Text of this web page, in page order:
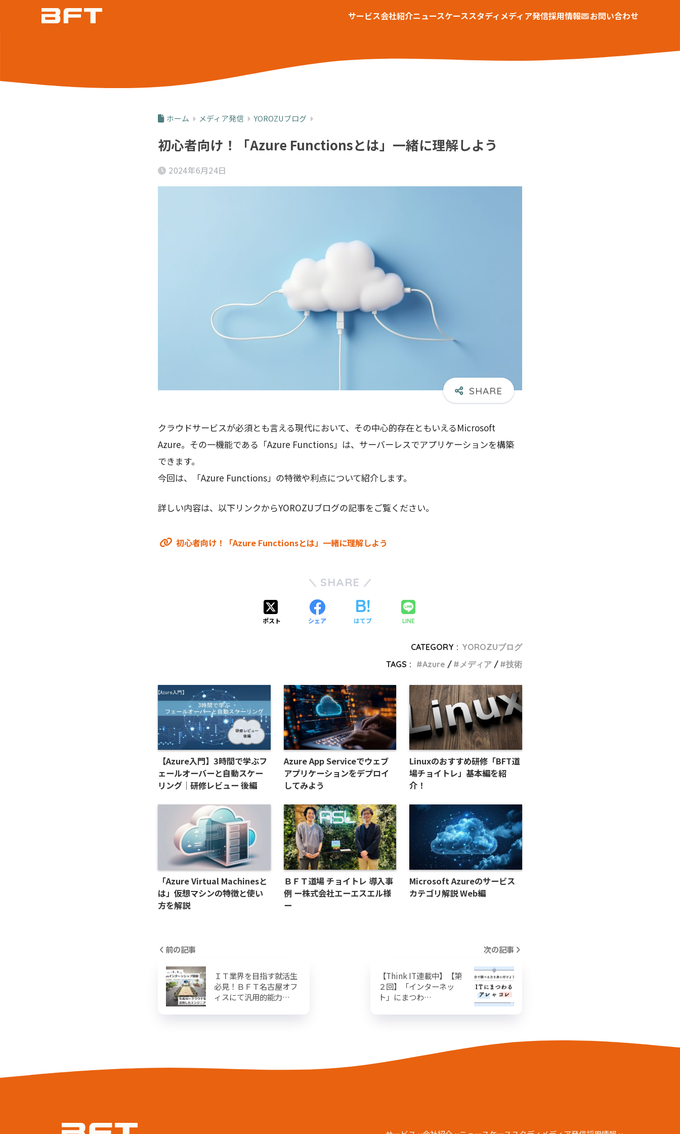
サービス会社紹介ニュースケーススタディメディア発信採用情報 お問い合わせ
ホーム メディア発信 YOROZUブログ
初心者向け！「Azure Functionsとは」一緒に理解しよう
2024年6月24日
クラウドサービスが必須とも言える現代において、その中心的存在ともいえるMicrosoft
Azure。その一機能である「Azure Functions」は、サーバーレスでアプリケーションを構築
できます。
今回は、「Azure Functions」の特徴や利点について紹介します。
詳しい内容は、以下リンクからYOROZUブログの記事をご覧ください。
初心者向け！「Azure Functionsとは」一緒に理解しよう
SHARE
ポスト シェア はてブ LINE
CATEGORY : YOROZUブログ
TAGS :
Azure メディア 技術
【Azure入門】3時間で学ぶフ
ェールオーバーと自動スケー
リング｜研修レビュー 後編
Azure App Serviceでウェブ
アプリケーションをデプロイ
してみよう
Linuxのおすすめ研修「BFT道
場チョイトレ」基本編を紹
介！
「Azure Virtual Machinesと
は」仮想マシンの特徴と使い
方を解説
ＢＦＴ道場 チョイトレ 導入事
例 ー株式会社エーエスエル様
ー
Microsoft Azureのサービス
カテゴリ解説 Web編
前の記事
ＩＴ業界を目指す就活生
必見！ＢＦＴ名古屋オフ
ィスにて汎用的能力…
次の記事
【Think IT連載中】【第
２回】「インターネッ
ト」にまつわ…